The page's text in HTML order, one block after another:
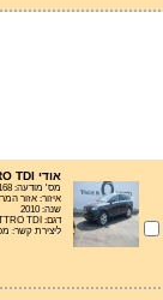
אודי Q 7 QUATTRO TDI אוט' דיזל 3.0 2010
מס' מודעה: 1168
איזור: אזור
שנה: 2010
דגם: QUATTRO TDI אוט' דיזל 3.0
ליצירת קשר: מכירות 03-